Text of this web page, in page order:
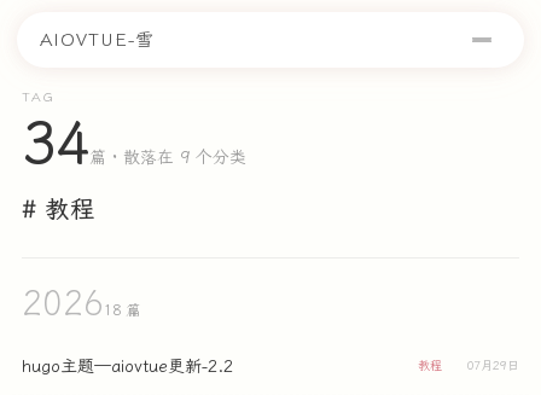
AIOVTUE-雪
TAG
34篇 · 散落在 9 个分类
# 教程
2026 18 篇
hugo主题—aiovtue更新-2.2 教程 07月29日